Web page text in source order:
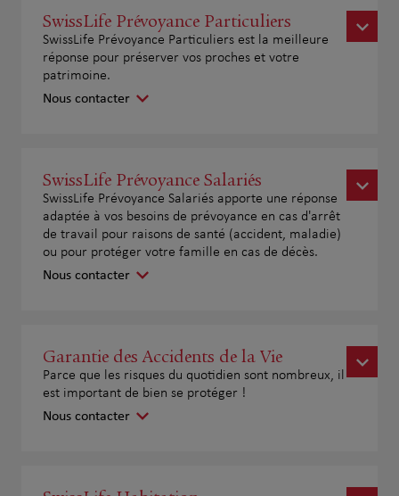
SwissLife Prévoyance Particuliers
SwissLife Prévoyance Particuliers est la meilleure
réponse pour préserver vos proches et votre
patrimoine.
Nous contacter
SwissLife Prévoyance Salariés
SwissLife Prévoyance Salariés apporte une réponse
adaptée à vos besoins de prévoyance en cas d'arrêt
de travail pour raisons de santé (accident, maladie)
ou pour protéger votre famille en cas de décès.
Nous contacter
Garantie des Accidents de la Vie
Parce que les risques du quotidien sont nombreux, il
est important de bien se protéger !
Nous contacter